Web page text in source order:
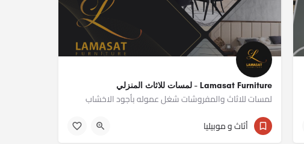
Lamasat Furniture - لمسات للاثاث المنزلي
لمسات للاثاث والمفروشات شغل عموله بأجود الاخشاب
01277677688
أثاث و موبيليا